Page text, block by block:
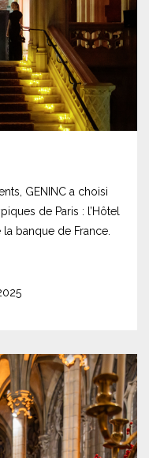
GENINC a choisi
de Paris : l’Hôtel
banque de France.